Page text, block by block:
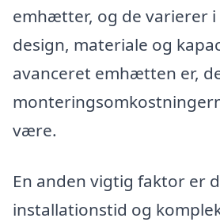
emhætter, og de varierer
design, materiale og
avanceret emhætten er,
være.
En anden vigtig faktor er
installationstid og